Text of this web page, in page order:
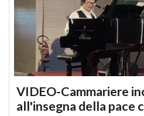
VIDEO-Cammariere
all'insegna della pace